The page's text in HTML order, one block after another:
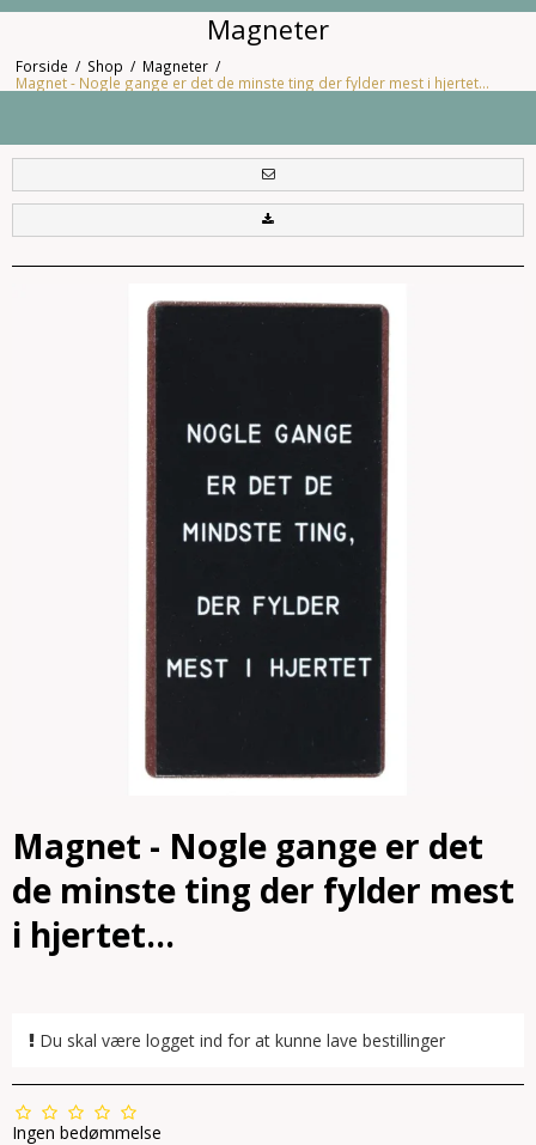
Magneter
Forside / Shop / Magneter /
Magnet - Nogle gange er det de minste ting der fylder mest i hjertet...
Magnet - Nogle gange er det
de minste ting der fylder mest
i hjertet...
Du skal være logget ind for at kunne lave bestillinger
Ingen bedømmelse